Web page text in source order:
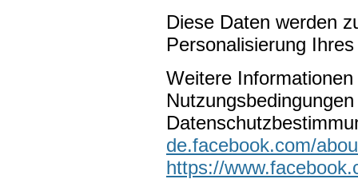
Diese Daten werden
Personalisierung
Weitere
de.facebook.com/
https://